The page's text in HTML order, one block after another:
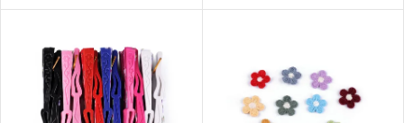
prohnutý, zaoblený, spolehlivě
použít do květinových kytic,